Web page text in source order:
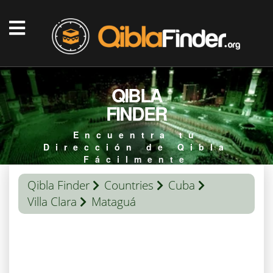
QIBLA
FINDER
Encuentra tu
Dirección de Qibla
Fácilmente
Qibla Finder Countries
Cuba
Villa Clara
Mataguá